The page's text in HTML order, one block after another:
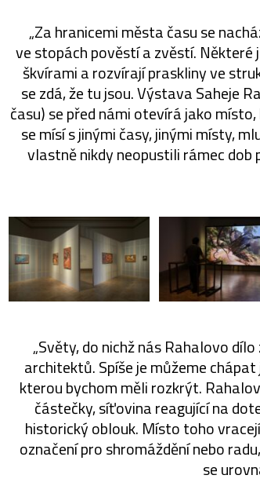
„Za hranicemi města času se
ve stopách pověstí a zvěstí.
škvírami a rozvírají praskliny ve
se zdá, že tu jsou. Výstava Saheje
času) se před námi otevírá jako
se mísí s jinými časy, jinými místy,
vlastně nikdy neopustili rámec dob
„Světy, do nichž nás Rahalovo
architektů. Spíše je můžeme
kterou bychom měli rozkrýt.
částečky, síťovina reagující na
historický oblouk. Místo toho
označení pro shromáždění nebo
se